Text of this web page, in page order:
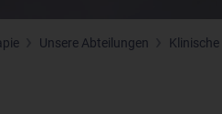
Unsere Abteilungen